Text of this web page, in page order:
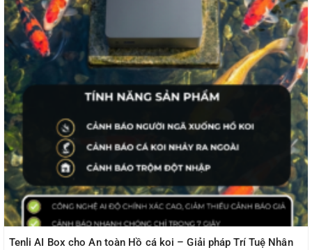
Tenli AI Box cho An toàn Hồ cá koi – Giải pháp Trí Tuệ Nhân